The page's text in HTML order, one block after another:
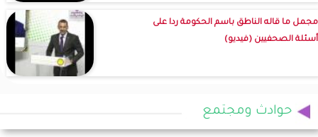
مجمل ما قاله الناطق باسم الحكومة ردا على
أسئلة الصحفيين (فيديو)
حوادث ومجتمع